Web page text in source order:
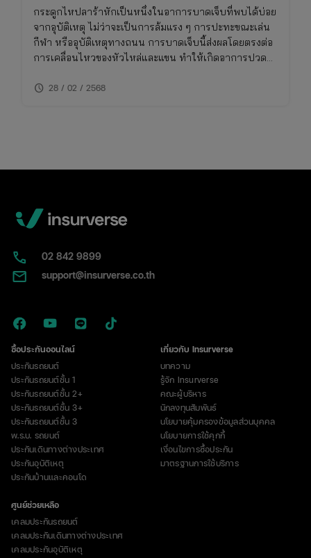
กระดูกไหปลาร้าหักเป็นหนึ่งในอาการบาดเจ็บที่พบได้บ่อย
จากอุบัติเหตุ ไม่ว่าจะเป็นการล้มแรง ๆ การปะทะขณะเล่น
กีฬา หรืออุบัติเหตุทางถนน การบาดเจ็บนี้ส่งผลโดยตรงต่อ
การเคลื่อนไหวของหัวไหล่และแขน ทำให้เกิดอาการปวด
schedule 28 / 02 / 2568
02​ 842 9899
support@insurverse.co.th
ซื้อประกันออนไลน์
ประกันรถยนต์
ประกันรถยนต์ชั้น 1
ประกันรถยนต์ชั้น 2+
ประกันรถยนต์ชั้น 3+
ประกันรถยนต์ชั้น 3
พ.ร.บ. รถยนต์
ประกันเดินทางต่างประเทศ
ประกันอุบัติเหตุ
ประกันบ้านและคอนโด
เกี่ยวกับ Insurverse
บทความ
รู้จัก Insurverse
คณะผู้บริหาร
นักลงทุนสัมพันธ์
นโยบายคุ้มครองข้อมูลส่วนบุคคล
นโยบายการใช้คุกกี้
เงื่อนไขการซื้อประกัน
มาตรฐานการใช้บริการ
ศูนย์ช่วยเหลือ
เคลมประกันรถยนต์
เคลมประกันเดินทางต่างประเทศ
เคลมประกันอุบัติเหตุ